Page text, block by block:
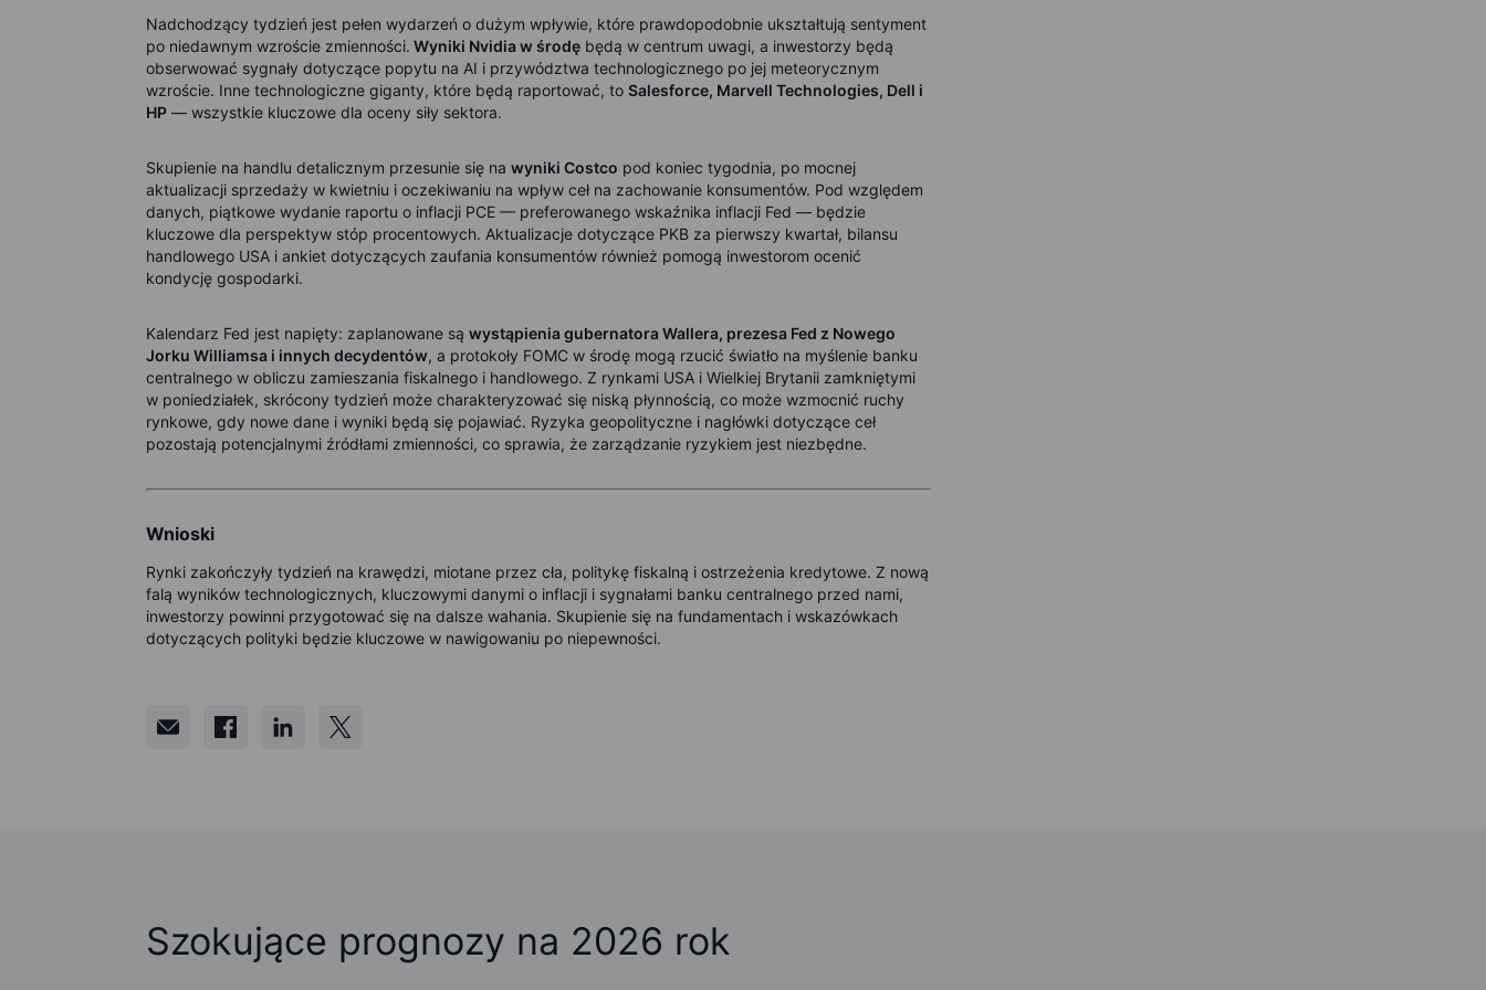
Nadchodzący tydzień jest pełen wydarzeń o dużym wpływie, które prawdopodobnie ukształtują sentyment
po niedawnym wzroście zmienności. Wyniki Nvidia w środę będą w centrum uwagi, a inwestorzy będą
obserwować sygnały dotyczące popytu na AI i przywództwa technologicznego po jej meteorycznym
wzroście. Inne technologiczne giganty, które będą raportować, to Salesforce, Marvell Technologies, Dell i
HP — wszystkie kluczowe dla oceny siły sektora.
Skupienie na handlu detalicznym przesunie się na wyniki Costco pod koniec tygodnia, po mocnej
aktualizacji sprzedaży w kwietniu i oczekiwaniu na wpływ ceł na zachowanie konsumentów. Pod względem
danych, piątkowe wydanie raportu o inflacji PCE — preferowanego wskaźnika inflacji Fed — będzie
kluczowe dla perspektyw stóp procentowych. Aktualizacje dotyczące PKB za pierwszy kwartał, bilansu
handlowego USA i ankiet dotyczących zaufania konsumentów również pomogą inwestorom ocenić
kondycję gospodarki.
Kalendarz Fed jest napięty: zaplanowane są wystąpienia gubernatora Wallera, prezesa Fed z Nowego
Jorku Williamsa i innych decydentów, a protokoły FOMC w środę mogą rzucić światło na myślenie banku
centralnego w obliczu zamieszania fiskalnego i handlowego. Z rynkami USA i Wielkiej Brytanii zamkniętymi
w poniedziałek, skrócony tydzień może charakteryzować się niską płynnością, co może wzmocnić ruchy
rynkowe, gdy nowe dane i wyniki będą się pojawiać. Ryzyka geopolityczne i nagłówki dotyczące ceł
pozostają potencjalnymi źródłami zmienności, co sprawia, że zarządzanie ryzykiem jest niezbędne.
Wnioski
Rynki zakończyły tydzień na krawędzi, miotane przez cła, politykę fiskalną i ostrzeżenia kredytowe. Z nową
falą wyników technologicznych, kluczowymi danymi o inflacji i sygnałami banku centralnego przed nami,
inwestorzy powinni przygotować się na dalsze wahania. Skupienie się na fundamentach i wskazówkach
dotyczących polityki będzie kluczowe w nawigowaniu po niepewności.
Szokujące prognozy na 2026 rok